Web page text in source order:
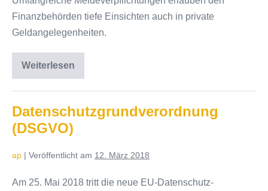
Finanzbehörden tiefe Einsichten auch in private
Geldangelegenheiten.
Weiterlesen
Nichts
als
was
die
Finanzbehörden
wissen
Datenschutzgrundverordnung
(DSGVO)
ap | Veröffentlicht am 12. März 2018
Am 25. Mai 2018 tritt die neue EU-Datenschutz-